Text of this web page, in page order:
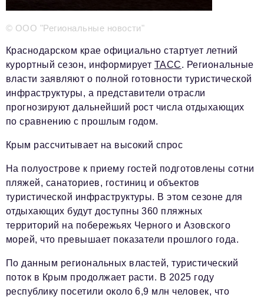
Отдел распространения/редакционная подписка
podpiska@business-magazine.online
partner@business-magazine.online
© ООО "Региональные новости"
Краснодарском крае официально стартует летний
курортный сезон, информирует ТАСС. Региональные
власти заявляют о полной готовности туристической
инфраструктуры, а представители отрасли
прогнозируют дальнейший рост числа отдыхающих
по сравнению с прошлым годом.
Крым рассчитывает на высокий спрос
На полуострове к приему гостей подготовлены сотни
пляжей, санаториев, гостиниц и объектов
туристической инфраструктуры. В этом сезоне для
отдыхающих будут доступны 360 пляжных
территорий на побережьях Черного и Азовского
морей, что превышает показатели прошлого года.
По данным региональных властей, туристический
поток в Крым продолжает расти. В 2025 году
республику посетили около 6,9 млн человек, что